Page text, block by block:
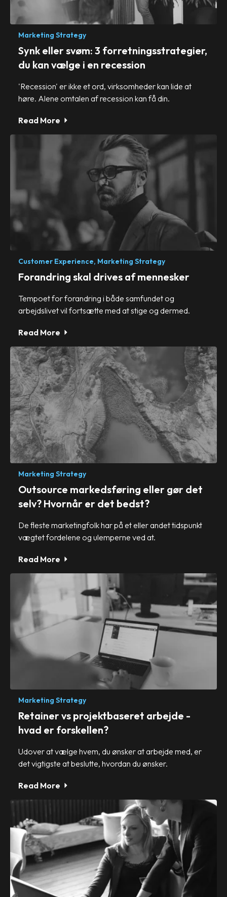
Marketing Strategy
Synk eller svøm: 3 forretningsstrategier,
du kan vælge i en recession
'Recession' er ikke et ord, virksomheder kan lide at
høre. Alene omtalen af recession kan få din.
Read More
Customer Experience, Marketing Strategy
Forandring skal drives af mennesker
Tempoet for forandring i både samfundet og
arbejdslivet vil fortsætte med at stige og dermed.
Read More
Marketing Strategy
Outsource markedsføring eller gør det
selv? Hvornår er det bedst?
De fleste marketingfolk har på et eller andet tidspunkt
vægtet fordelene og ulemperne ved at.
Read More
Marketing Strategy
Retainer vs projektbaseret arbejde -
hvad er forskellen?
Udover at vælge hvem, du ønsker at arbejde med, er
det vigtigste at beslutte, hvordan du ønsker.
Read More